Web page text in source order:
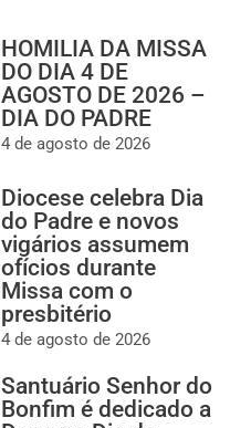
HOMILIA DA MISSA
DO DIA 4 DE
AGOSTO DE 2026 –
DIA DO PADRE
4 de agosto de 2026
Diocese celebra Dia
do Padre e novos
vigários assumem
ofícios durante
Missa com o
presbitério
4 de agosto de 2026
Santuário Senhor do
Bonfim é dedicado a